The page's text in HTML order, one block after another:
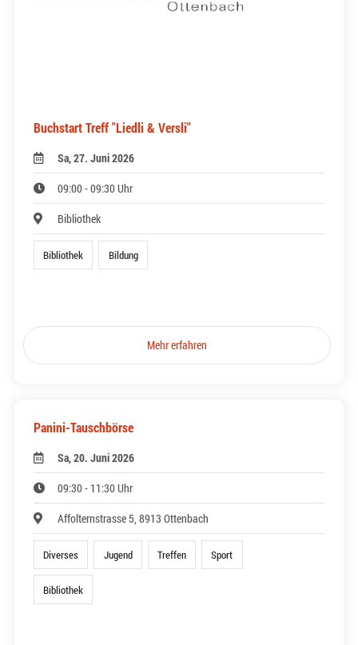
Buchstart Treff "Liedli & Versli"
Sa, 27. Juni 2026
09:00 - 09:30 Uhr
Bibliothek
Bibliothek Bildung
Mehr erfahren
Panini-Tauschbörse
Sa, 20. Juni 2026
09:30 - 11:30 Uhr
Affolternstrasse 5, 8913 Ottenbach
Diverses Jugend Treffen Sport
Bibliothek